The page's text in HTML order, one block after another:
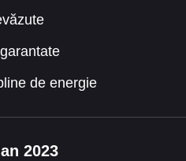
de energie
2023